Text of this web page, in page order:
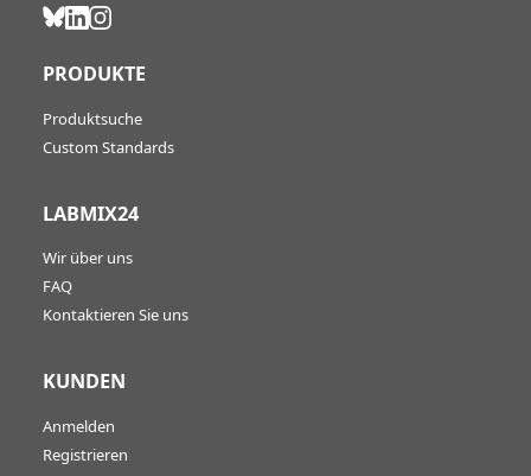
PRODUKTE
Produktsuche
Custom Standards
LABMIX24
Wir über uns
FAQ
Kontaktieren Sie uns
KUNDEN
Anmelden
Registrieren